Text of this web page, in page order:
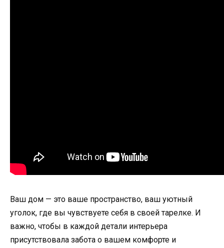
Ваш дом — это ваше пространство, ваш уютный
уголок, где вы чувствуете себя в своей тарелке. И
важно, чтобы в каждой детали интерьера
присутствовала забота о вашем комфорте и